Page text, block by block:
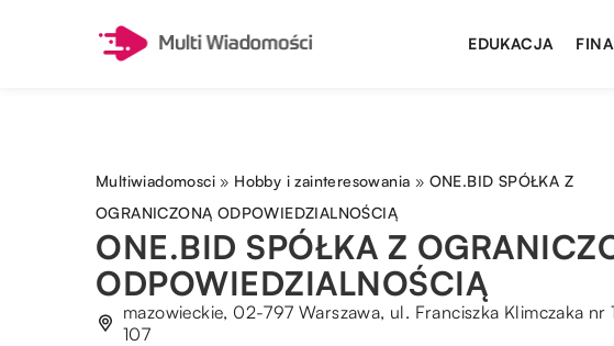
EDUKACJA
Multiwiadomosci » Hobby i zainteresowania » ONE.BID SPÓŁKA Z
OGRANICZONĄ ODPOWIEDZIALNOŚCIĄ
ONE.BID SPÓŁKA Z
ODPOWIEDZIALNOŚCIĄ
mazowieckie, 02-797 Warszawa, ul. Franciszka Klimczaka nr
107